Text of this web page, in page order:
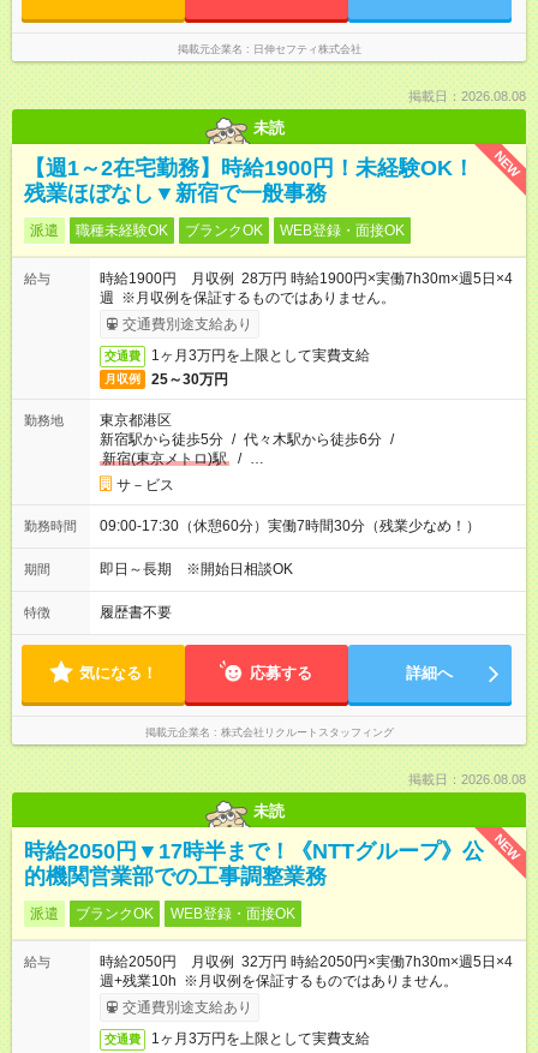
掲載元企業名 日伸セフティ株式会社
掲載日：2026.08.08
未読
NEW
【週1～2在宅勤務】時給1900円！未経験OK！
残業ほぼなし▼新宿で一般事務
派遣 職種未経験OK ブランクOK WEB登録・面接OK
給与
時給1900円 月収例 28万円 時給1900円×実働7h30m×週5日×4
週 ※月収例を保証するものではありません。
交通費別途支給あり
交通費 1ヶ月3万円を上限として実費支給
月収例 25～30万円
勤務地
東京都港区
新宿駅から徒歩5分 / 代々木駅から徒歩6分 /
新宿(東京メトロ)駅
/ …
サ－ビス
勤務時間 09:00-17:30（休憩60分）実働7時間30分（残業少なめ！）
期間 即日～長期 ※開始日相談OK
特徴 履歴書不要
気になる！ 応募する 詳細へ
掲載元企業名 株式会社リクルートスタッフィング
掲載日：2026.08.08
未読
NEW
時給2050円▼17時半まで！《NTTグループ》公
的機関営業部での工事調整業務
派遣 ブランクOK WEB登録・面接OK
給与
時給2050円 月収例 32万円 時給2050円×実働7h30m×週5日×4
週+残業10h ※月収例を保証するものではありません。
交通費別途支給あり
交通費 1ヶ月3万円を上限として実費支給